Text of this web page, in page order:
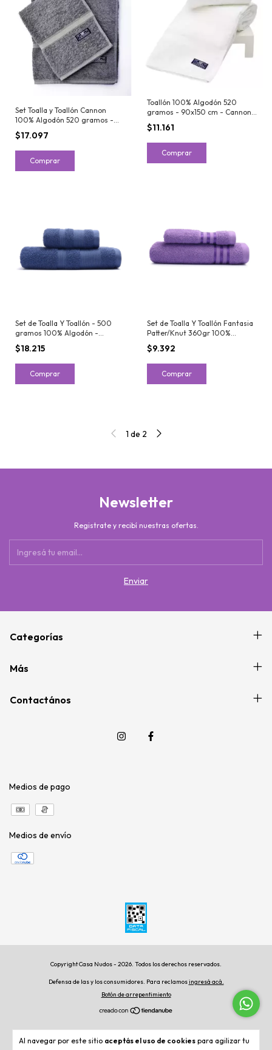
Al navegar por este sitio aceptás el uso de cookies para agilizar tu
Set Toalla y Toallón Cannon
100% Algodón 520 gramos -
Bolsa PVC
$17.097
Comprar
Toallón 100% Algodón 520
gramos - 90x150 cm - Cannon
Institucional Gigante
$11.161
Comprar
Set de Toalla Y Toallón - 500
gramos 100% Algodón -
Arcoiris Detroit
$18.215
Comprar
Set de Toalla Y Toallón Fantasia
Patter/Knut 360gr 100%
Algodón
$9.392
Comprar
1 de 2
Newsletter
Registrate y recibí nuestras ofertas.
Categorías
Más
Contactános
Medios de pago
Medios de envío
Copyright Casa Nudos - 2026. Todos los derechos reservados.
Defensa de las y los consumidores. Para reclamosingresá acá.
Botón de arrepentimiento